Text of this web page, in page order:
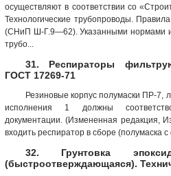
осуществляют в соответствии со
Технологические трубопроводы.
(СНиП Ш-Г.9—62). Указанными нормами и
трубо...
31. Респираторы
ГОСТ 17269-71
Резиновые корпус полумаски ПР-7,
исполнения 1 должны
документации. (Измененная редакция,
входить респиратор в сборе (полумаска с
32. Грунтовка
(быстроотверждающаяся).